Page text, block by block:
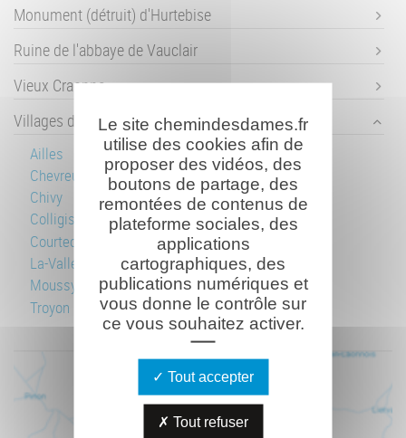
Monument (détruit) d'Hurtebise
Ruine de l'abbaye de Vauclair
Vieux Craonne
Villages détruits
Ailles
Chevreux
Chivy
Colligis-Crandelain
Courtecon
La-Vallée-Foulon
Moussy-Verneuil
Troyon
Le site chemindesdames.fr
utilise des cookies afin de
proposer des vidéos, des
boutons de partage, des
remontées de contenus de
plateforme sociales, des
applications
cartographiques, des
publications numériques et
vous donne le contrôle sur
ce vous souhaitez activer.
Tout accepter
Tout refuser